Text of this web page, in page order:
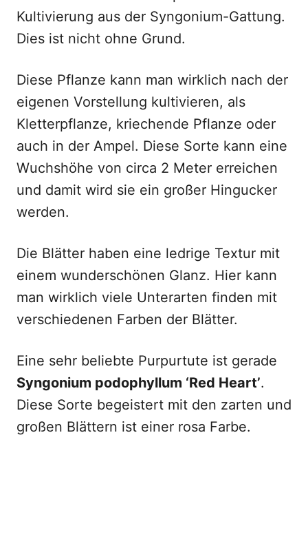
Kultivierung aus der Syngonium-Gattung.
Dies ist nicht ohne Grund.
Diese Pflanze kann man wirklich nach der
eigenen Vorstellung kultivieren, als
Kletterpflanze, kriechende Pflanze oder
auch in der Ampel. Diese Sorte kann eine
Wuchshöhe von circa 2 Meter erreichen
und damit wird sie ein großer Hingucker
werden.
Die Blätter haben eine ledrige Textur mit
einem wunderschönen Glanz. Hier kann
man wirklich viele Unterarten finden mit
verschiedenen Farben der Blätter.
Eine sehr beliebte Purpurtute ist gerade
Syngonium podophyllum ‘Red Heart’.
Diese Sorte begeistert mit den zarten und
großen Blättern ist einer rosa Farbe.